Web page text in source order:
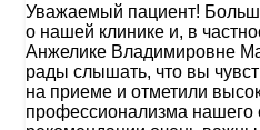
Уважаемый пациент!
о нашей клинике и, в
Анжелике Владимировне
рады слышать, что вы
на приеме и отметили
профессионализма нашего